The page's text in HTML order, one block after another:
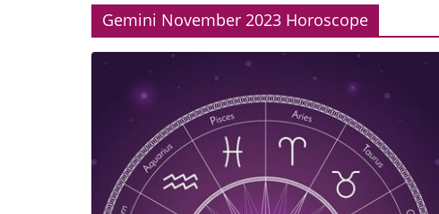
Gemini November 2023 Horoscope